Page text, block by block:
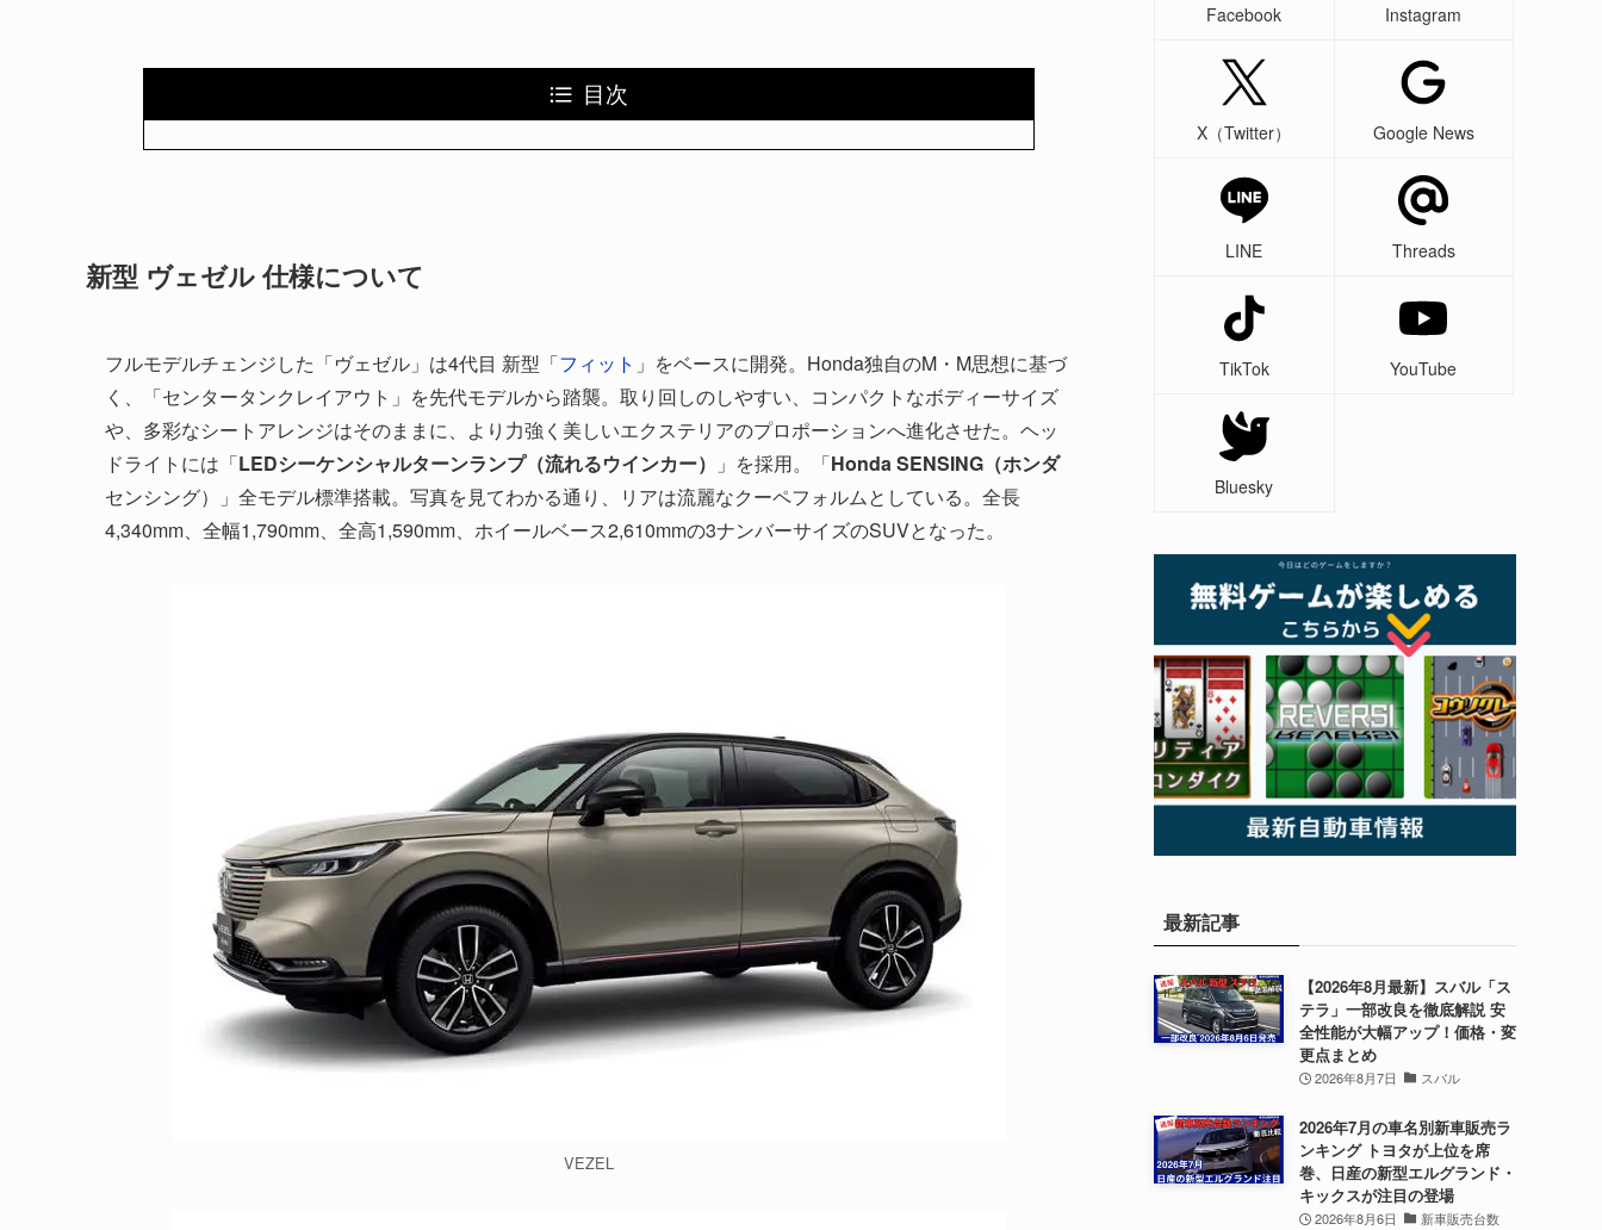
目次
新型 ヴェゼル 仕様について
フルモデルチェンジした「ヴェゼル」は4代目 新型「フィット 」をベースに開発。Honda独自のM・M思想に基づ
く、「センタータンクレイアウト」を先代モデルから踏襲。取り回しのしやすい、コンパクトなボディーサイズ
や、多彩なシートアレンジはそのままに、より力強く美しいエクステリアのプロポーションへ進化させた。ヘッ
ドライトには「LEDシーケンシャルターンランプ（流れるウインカー） 」を採用。「Honda SENSING（ホンダ
センシング）」全モデル標準搭載。写真を見てわかる通り、リアは流麗なクーペフォルムとしている。全長
4,340mm、全幅1,790mm、全高1,590mm、ホイールベース2,610mmの3ナンバーサイズのSUVとなった。
VEZEL
Facebook Instagram
X（Twitter） Google News
LINE Threads
TikTok YouTube
Bluesky
最新記事
【2026年8月最新】スバル「ス
テラ」一部改良を徹底解説 安
全性能が大幅アップ！価格・変
更点まとめ
2026年8月7日 スバル
2026年7月の車名別新車販売ラ
ンキング トヨタが上位を席
巻、日産の新型エルグランド・
キックスが注目の登場
2026年8月6日 新車販売台数